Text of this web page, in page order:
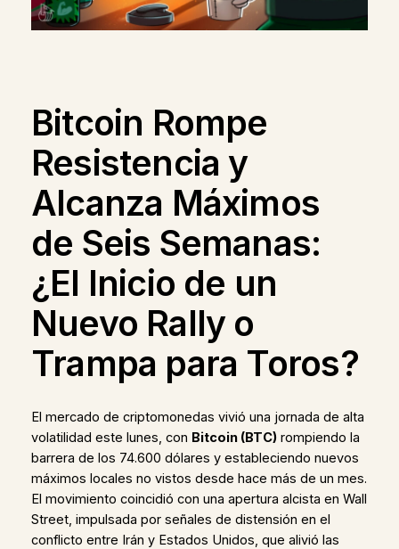
Bitcoin Rompe
Resistencia y
Alcanza Máximos
de Seis Semanas:
¿El Inicio de un
Nuevo Rally o
Trampa para Toros?
El mercado de criptomonedas vivió una jornada de alta
volatilidad este lunes, con Bitcoin (BTC)rompiendo la
barrera de los 74.600 dólares y estableciendo nuevos
máximos locales no vistos desde hace más de un mes.
El movimiento coincidió con una apertura alcista en Wall
Street, impulsada por señales de distensión en el
conflicto entre Irán y Estados Unidos, que alivió las